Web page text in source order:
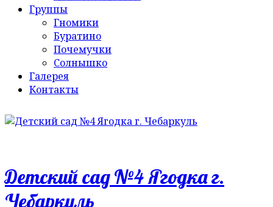
Группы
Гномики
Буратино
Почемучки
Солнышко
Галерея
Контакты
Детский сад №4 Ягодка г.
Чебаркуль